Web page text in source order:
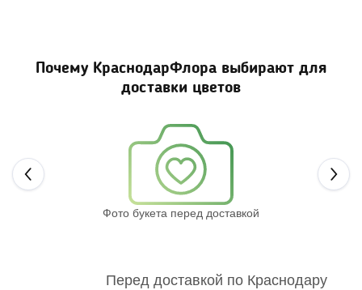
Почему КраснодарФлора выбирают для
доставки цветов
Фото букета перед доставкой
Перед доставкой по Краснодару